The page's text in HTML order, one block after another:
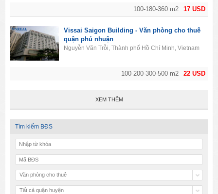
17 USD
100-180-360 m2
22 USD
100-200-300-500 m2
Vissai Saigon Building - Văn phòng cho thuê
quận phú nhuận
Nguyễn Văn Trỗi, Thành phố Hồ Chí Minh, Vietnam
XEM THÊM
Tìm kiếm BĐS
Văn phòng cho thuê
Tất cả quận huyện